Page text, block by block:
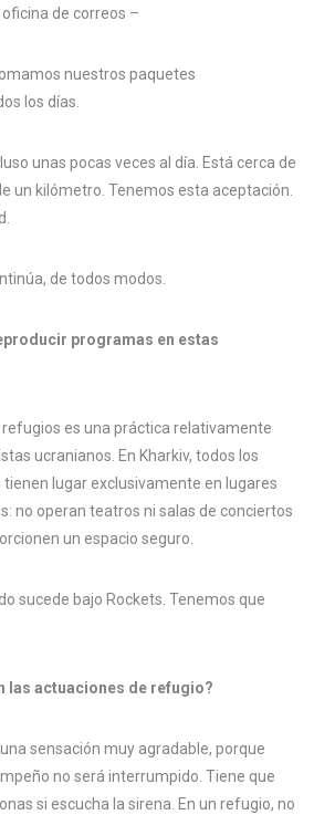
de correos –
nuestros paquetes
los días.
unas pocas veces al día. Está cerca de
un kilómetro. Tenemos esta aceptación.
de todos modos.
programas en estas
es una práctica relativamente
ucranianos. En Kharkiv, todos los
lugar exclusivamente en lugares
no operan teatros ni salas de conciertos
un espacio seguro.
sucede bajo Rockets. Tenemos que
las actuaciones de refugio?
una sensación muy agradable, porque
no será interrumpido. Tiene que
si escucha la sirena. En un refugio, no